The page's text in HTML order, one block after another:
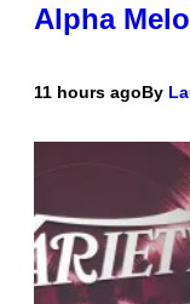
Alpha
11 hours agoBy